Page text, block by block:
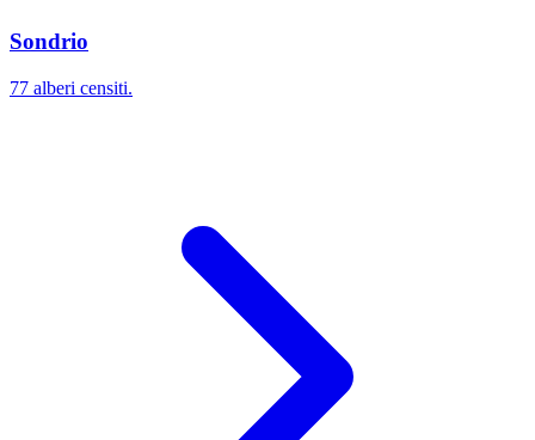
Sondrio
77 alberi censiti.